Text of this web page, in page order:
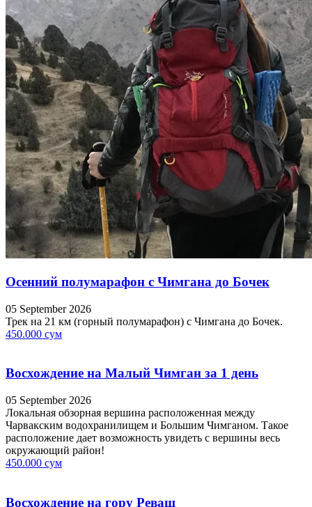
Осенний полумарафон с Чимгана до Бочек
05 September 2026
Трек на 21 км (горный полумарафон) с Чимгана до Бочек.
450.000 сум
Восхождение на Малый Чимган за 1 день
05 September 2026
Локальная обзорная вершина расположенная между
Чарвакским водохранилищем и Большим Чимганом. Такое
расположение дает возможность увидеть с вершины весь
окружающий район!
450.000 сум
Восхождение на гору Реваш